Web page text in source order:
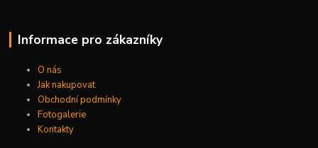
Informace pro zákazníky
O nás
Jak nakupovat
Obchodní podmínky
Fotogalerie
Kontakty